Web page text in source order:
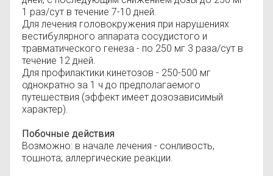
1 раз/сут в течение 7-10 дней.
Для лечения головокружения при нарушениях
вестибулярного аппарата сосудистого и
травматического генеза - по 250 мг 3 раза/сут в
течение 12 дней.
Для профилактики кинетозов - 250-500 мг
однократно за 1 ч до предполагаемого
путешествия (эффект имеет дозозависимый
характер).
Побочные действия
Возможно: в начале лечения - сонливость,
тошнота; аллергические реакции.